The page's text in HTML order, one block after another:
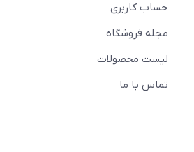
حساب کاربری
مجله فروشگاه
لیست محصولات
تماس با ما